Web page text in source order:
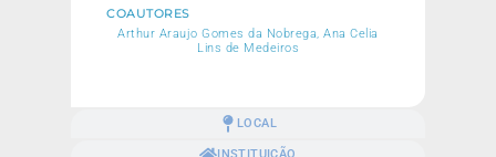
LOCAL
INSTITUIÇÃO
COAUTORES
Arthur Araujo Gomes da Nobrega, Ana Celia
Lins de Medeiros